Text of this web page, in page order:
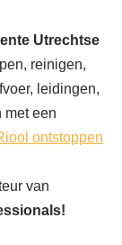
Utrechtse
reinigen,
leidingen,
met een
ontstoppen
van